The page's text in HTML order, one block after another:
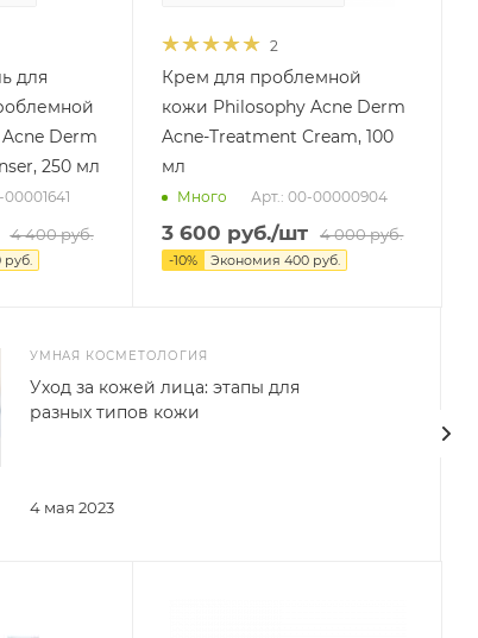
для
Derm
250 мл
4 400руб.
руб.
2
Крем для проблемной
кожи Philosophy Acne Derm
Acne-Treatment Cream, 100
мл
Много Арт.: 00-00000904
3 600 руб./шт 4 000руб.
-10% Экономия400 руб.
УМНАЯ КОСМЕТОЛОГИЯ
4 мая 2023
Уход за кожей лица: этапы для
разных типов кожи